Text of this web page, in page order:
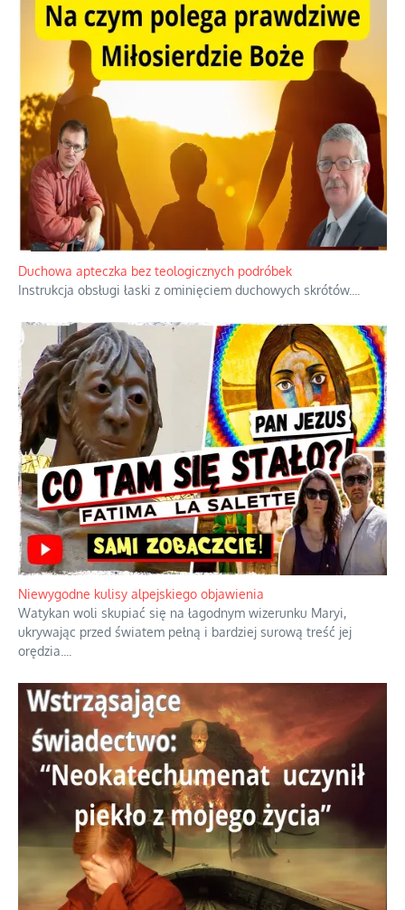
Duchowa apteczka bez teologicznych podróbek
Instrukcja obsługi łaski z ominięciem duchowych skrótów.
Niewygodne kulisy alpejskiego objawienia
Watykan woli skupiać się na łagodnym wizerunku Maryi,
ukrywając przed światem pełną i bardziej surową treść jej
orędzia.